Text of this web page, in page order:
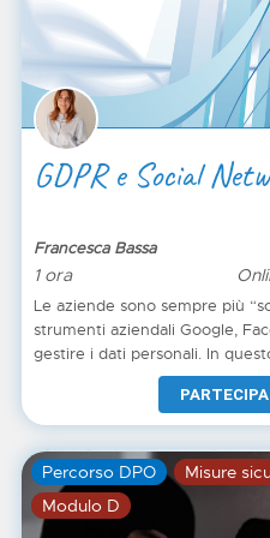
GDPR e Social
Francesca Bassa
1 ora
Le aziende sono sempre più
strumenti aziendali Google,
gestire i dati personali. In
affrontati gli aspetti di
privacy dei social network più
business, l’obiettivo del corso
trasmettere attraverso casi
gestirli nel rispetto della
PARTECIPA
Percorso DPO
Misure
Modulo D